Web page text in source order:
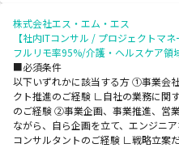
株式会社エス・エム・エス
【社内ITコンサル / プロジェクトマ
フルリモ率95%/介護・ヘルスケア領
■必須条件
以下いずれかに該当する方 ①事業会
クト推進のご経験 ∟自社の業務に関
のご経験 ②事業企画、事業推進、営
ながら、自ら企画を立て、エンジニ
コンサルタントのご経験 ∟戦略立案